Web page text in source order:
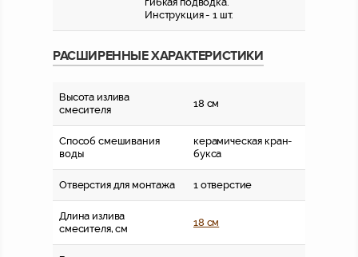
Инструкция - 1 шт.
РАСШИРЕННЫЕ ХАРАКТЕРИСТИКИ
Высота излива
смесителя
18 см
Способ смешивания
воды
керамическая кран-
букса
Отверстия для монтажа 1 отверстие
Длина излива
смесителя, см
18 см